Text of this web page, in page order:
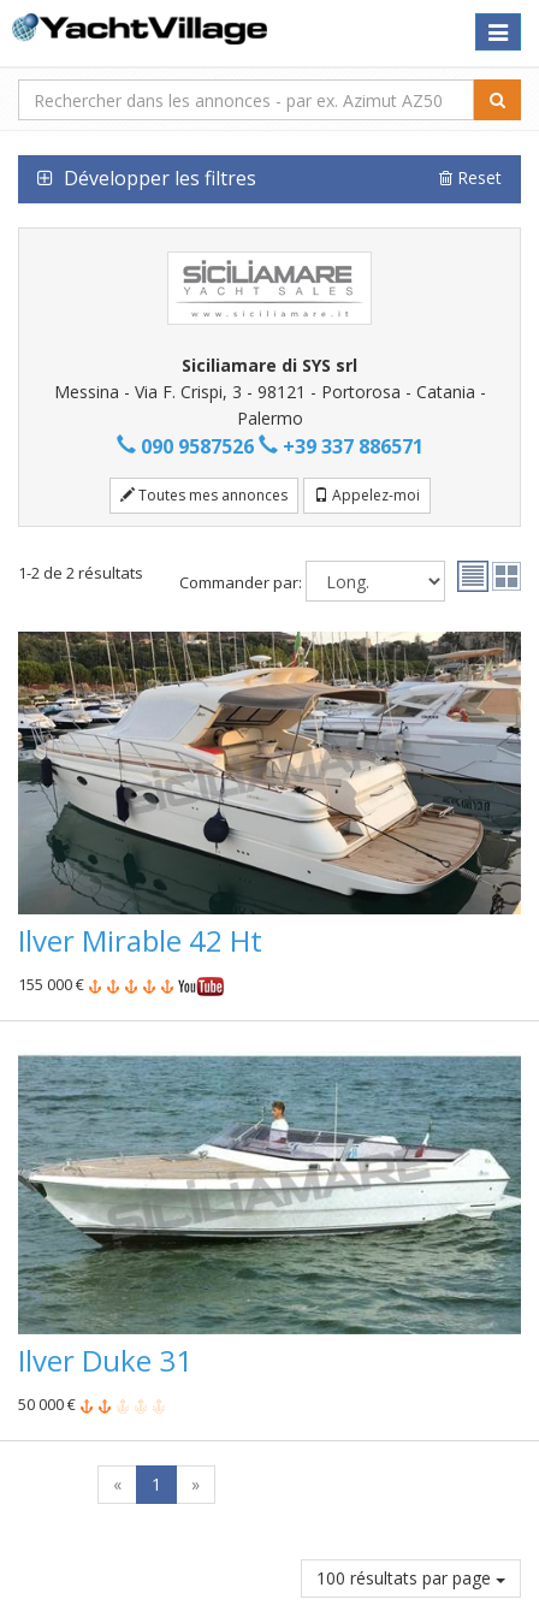
Toggle
Développer les filtres Reset
Siciliamare di SYS srl
Messina - Via F. Crispi, 3 - 98121 - Portorosa - Catania -
Palermo
090 9587526 +39 337 886571
Toutes mes annonces Appelez-moi
1-2 de 2 résultats Commander par:
Ilver Mirable 42 Ht
155 000 €
Ilver Duke 31
50 000 €
« 1 »
100 résultats par page